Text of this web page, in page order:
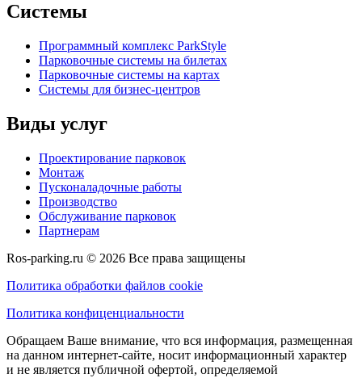
Системы
Программный комплекс ParkStyle
Парковочные системы на билетах
Парковочные системы на картах
Системы для бизнес-центров
Виды услуг
Проектирование парковок
Монтаж
Пусконаладочные работы
Производство
Обслуживание парковок
Партнерам
Ros-parking.ru © 2026 Все права защищены
Политика обработки файлов cookie
Политика конфиценциальности
Обращаем Ваше внимание, что вся информация, размещенная
на данном интернет-сайте, носит информационный характер
и не является публичной офертой, определяемой